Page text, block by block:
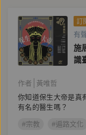
訂
有
施
識
作者
黃唯哲
你知道保生大帝是真
有名的醫生嗎？
#宗教 #遍路文化